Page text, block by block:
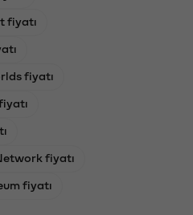
fiyatı
fiyatı
fiyatı
fiyatı